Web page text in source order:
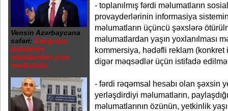
Vensin Azərbaycana
səfəri: Zəngəzur
dəhlizinin
müzakirələri yeni
mərhələdə
- toplanılmış fərdi məlumatların
provayderlərinin informasiya
məlumatların üçüncü şəxslərə
məlumatlardan yaşın yoxlanılması
kommersiya, hədəfli reklam
digər məqsədlər üçün istifadə
- fərdi rəqəmsal hesabı olan şəxsin
yerləşdirdiyi məlumatların,
məlumatlarının özünün, yetkinlik